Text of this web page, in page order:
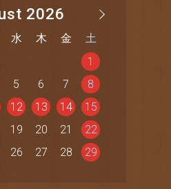
2026
水 木 金
土
1
5 6 7
8
12 13 14
15
19 20 21
22
26 27 28
29